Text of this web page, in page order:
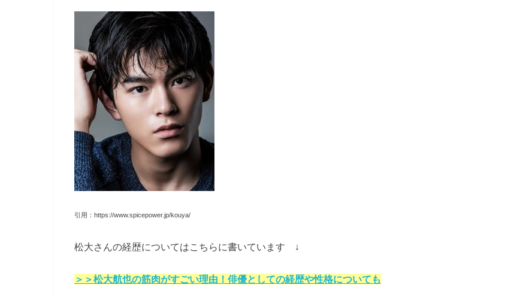
引用：https://www.spicepower.jp/kouya/
松大さんの経歴についてはこちらに書いています ↓
＞＞松大航也の筋肉がすごい理由！俳優としての経歴や性格についても